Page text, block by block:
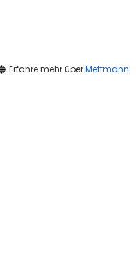
Erfahre mehr überMettmann